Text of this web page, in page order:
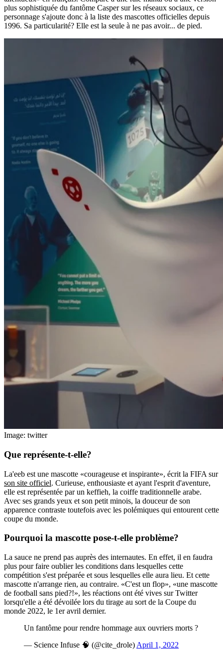
plus sophistiquée du fantôme Casper sur les réseaux sociaux, ce
personnage s'ajoute donc à la liste des mascottes officielles depuis
1996. Sa particularité? Elle est la seule à ne pas avoir... de pied.
Image: twitter
Que représente-t-elle?
La'eeb est une mascotte «courageuse et inspirante», écrit la FIFA sur
son site officiel. Curieuse, enthousiaste et ayant l'esprit d'aventure,
elle est représentée par un keffieh, la coiffe traditionnelle arabe.
Avec ses grands yeux et son petit minois, la douceur de son
apparence contraste toutefois avec les polémiques qui entourent cette
coupe du monde.
Pourquoi la mascotte pose-t-elle problème?
La sauce ne prend pas auprès des internautes. En effet, il en faudra
plus pour faire oublier les conditions dans lesquelles cette
compétition s'est préparée et sous lesquelles elle aura lieu. Et cette
mascotte n'arrange rien, au contraire. «C'est un flop», «une mascotte
de football sans pied?!», les réactions ont été vives sur Twitter
lorsqu'elle a été dévoilée lors du tirage au sort de la Coupe du
monde 2022, le 1er avril dernier.
Un fantôme pour rendre hommage aux ouvriers morts ?
— Science Infuse 🧠 (@cite_drole) April 1, 2022